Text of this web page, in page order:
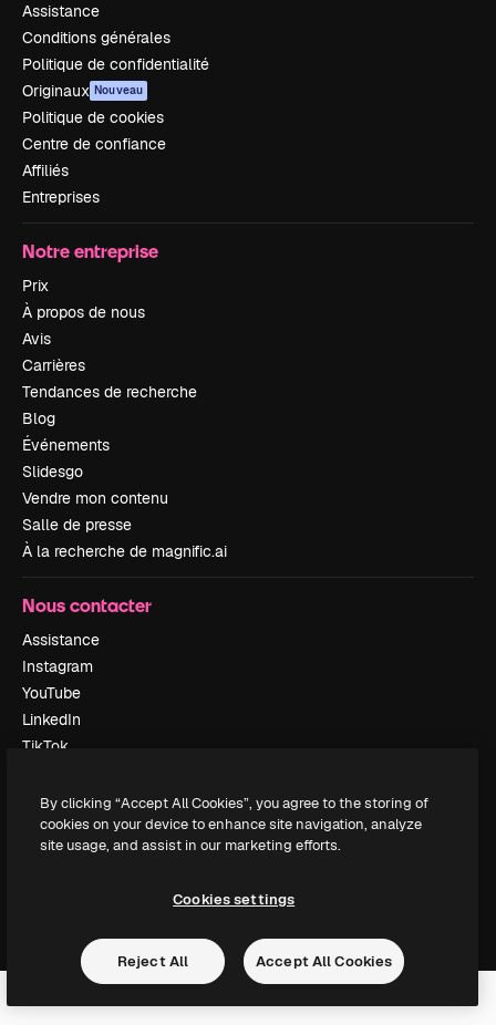
Assistance
Conditions générales
Politique de confidentialité
Originaux Nouveau
Politique de cookies
Centre de confiance
Affiliés
Entreprises
Notre entreprise
Prix
À propos de nous
Avis
Carrières
Tendances de recherche
Blog
Événements
Slidesgo
Vendre mon contenu
Salle de presse
À la recherche de magnific.ai
Nous contacter
Assistance
Instagram
YouTube
LinkedIn
TikTok
Reddit
2026Freepik Company S.L.U.
By clicking “Accept All Cookies”, you agree to the storing of
cookies on your device to enhance site navigation, analyze
site usage, and assist in our marketing efforts.
Cookies settings
Reject All Accept All Cookies